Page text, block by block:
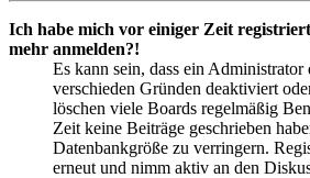
Ich habe mich vor einiger Zeit
mehr anmelden?!
Es kann sein, dass ein
verschieden Gründen deaktiviert
löschen viele Boards regelmäßig
Zeit keine Beiträge geschrieben
Datenbankgröße zu verringern.
erneut und nimm aktiv an den